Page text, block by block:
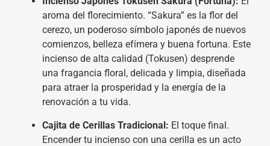
aroma del florecimiento. “Sakura” es la flor del
cerezo, un poderoso símbolo japonés de nuevos
comienzos, belleza efímera y buena fortuna. Este
incienso de alta calidad (Tokusen) desprende
una fragancia floral, delicada y limpia, diseñada
para atraer la prosperidad y la energía de la
renovación a tu vida.
Cajita de Cerillas Tradicional: El toque final.
Encender tu incienso con una cerilla es un acto